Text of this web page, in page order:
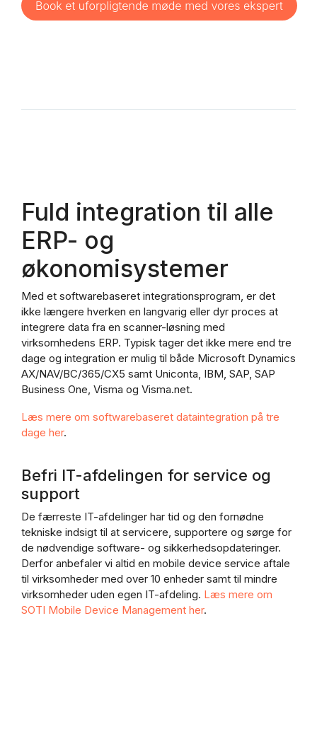
Fuld integration til alle
ERP- og
økonomisystemer
Med et softwarebaseret integrationsprogram, er det
ikke længere hverken en langvarig eller dyr proces at
integrere data fra en scanner-løsning med
virksomhedens ERP. Typisk tager det ikke mere end tre
dage og integration er mulig til både Microsoft Dynamics
AX/NAV/BC/365/CX5 samt Uniconta, IBM, SAP, SAP
Business One, Visma og Visma.net.
Læs mere om softwarebaseret dataintegration på tre
dage her.
Befri IT-afdelingen for service og
support
De færreste IT-afdelinger har tid og den fornødne
tekniske indsigt til at servicere, supportere og sørge for
de nødvendige software- og sikkerhedsopdateringer.
Derfor anbefaler vi altid en mobile device service aftale
til virksomheder med over 10 enheder samt til mindre
virksomheder uden egen IT-afdeling. Læs mere om
SOTI Mobile Device Management her.